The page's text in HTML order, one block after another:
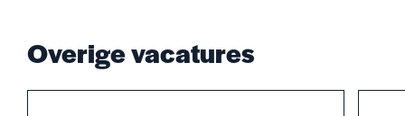
Overige vacatures